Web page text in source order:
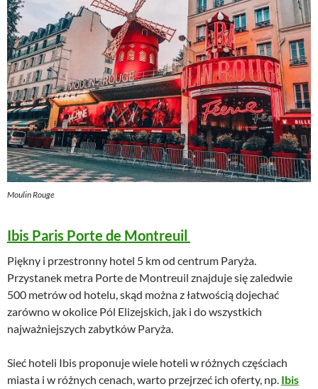
Moulin Rouge
Ibis Paris Porte de Montreuil
Piękny i przestronny hotel 5 km od centrum Paryża.
Przystanek metra Porte de Montreuil znajduje się zaledwie
500 metrów od hotelu, skąd można z łatwością dojechać
zarówno w okolice Pól Elizejskich, jak i do wszystkich
najważniejszych zabytków Paryża.
Sieć hoteli Ibis proponuje wiele hoteli w różnych częściach
miasta i w różnych cenach, warto przejrzeć ich oferty, np. Ibis